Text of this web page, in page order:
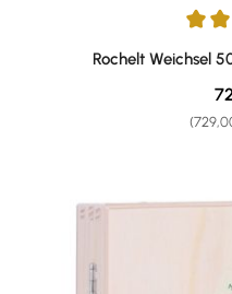
Durchschnittliche
Rochelt Weichsel